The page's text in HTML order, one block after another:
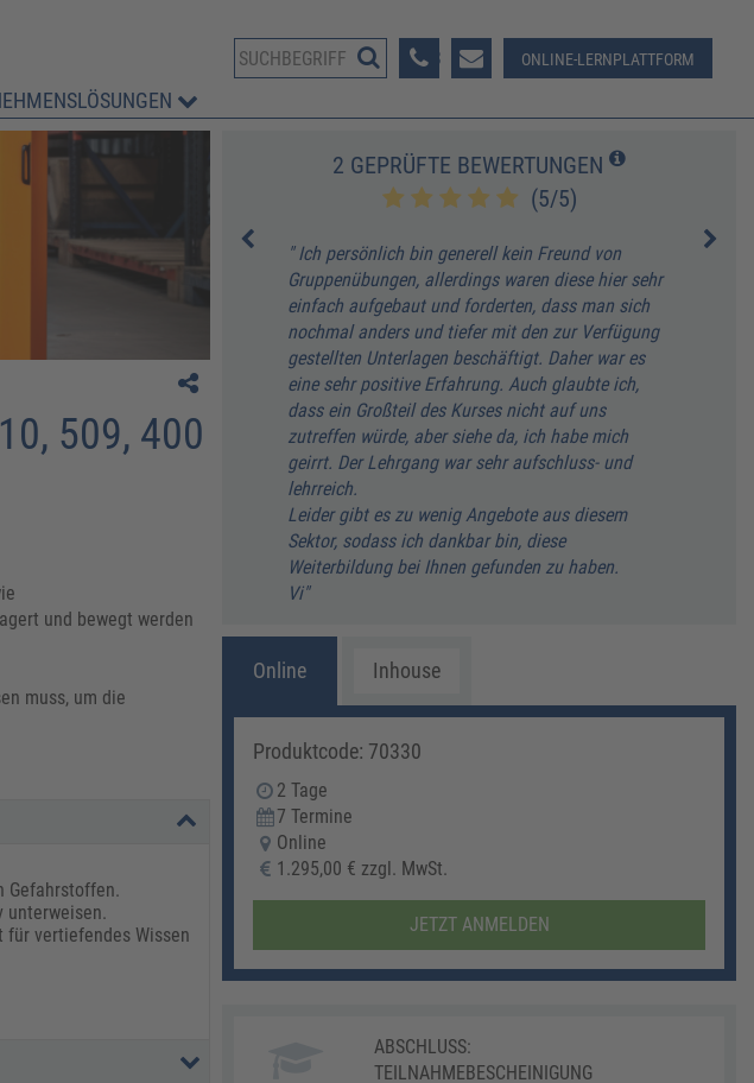
08233 381-123 ONLINE-LERNPLATTFORM
509, 400
und bewegt werden
muss, um die
Gefahrstoffen.
unterweisen.
für vertiefendes Wissen
2 GEPRÜFTE BEWERTUNGEN
(5/5)
und auch wie die
wurde war total gut."
" Ich persönlich bin generell kein Freund von
Gruppenübungen, allerdings waren diese hier sehr
einfach aufgebaut und forderten, dass man sich
nochmal anders und tiefer mit den zur Verfügung
gestellten Unterlagen beschäftigt. Daher war es
eine sehr positive Erfahrung. Auch glaubte ich,
dass ein Großteil des Kurses nicht auf uns
zutreffen würde, aber siehe da, ich habe mich
geirrt. Der Lehrgang war sehr aufschluss- und
lehrreich.
Leider gibt es zu wenig Angebote aus diesem
Sektor, sodass ich dankbar bin, diese
Weiterbildung bei Ihnen gefunden zu haben.
Vi"
Online Inhouse
Produktcode: 70330
2 Tage
7 Termine
Online
1.295,00 € zzgl. MwSt.
JETZT ANMELDEN
ABSCHLUSS:
TEILNAHMEBESCHEINIGUNG